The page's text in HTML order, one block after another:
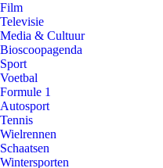
Film
Televisie
Media & Cultuur
Bioscoopagenda
Sport
Voetbal
Formule 1
Autosport
Tennis
Wielrennen
Schaatsen
Wintersporten